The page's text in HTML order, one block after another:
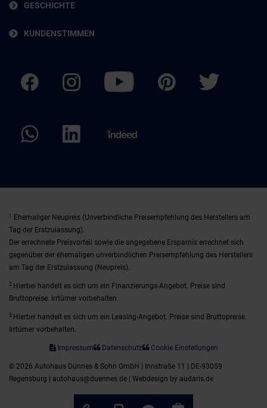
GESCHICHTE
KUNDENSTIMMEN
1
Ehemaliger Neupreis (Unverbindliche Preisempfehlung des Herstellers am
Tag der Erstzulassung).
Der errechnete Preisvorteil sowie die angegebene Ersparnis errechnet sich
gegenüber der ehemaligen unverbindlichen Preisempfehlung des Herstellers
am Tag der Erstzulassung (Neupreis).
2 Hierbei handelt es sich um ein Finanzierungs-Angebot. Preise sind
Bruttopreise. Irrtümer vorbehalten.
3 Hierbei handelt es sich um ein Leasing-Angebot. Preise sind Bruttopreise.
Irrtümer vorbehalten.
Impressum Datenschutz Cookie Einstellungen
© 2026 Autohaus Dünnes & Sohn GmbH | Innstraße 11 | DE-93059
Regensburg | autohaus@duennes.de | Webdesign by audaris.de